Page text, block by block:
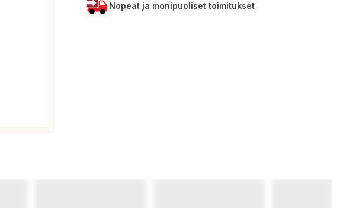
Nopeat ja monipuoliset toimitukset